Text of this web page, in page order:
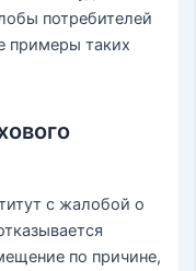
потребителей
примеры таких
с жалобой о
по причине,